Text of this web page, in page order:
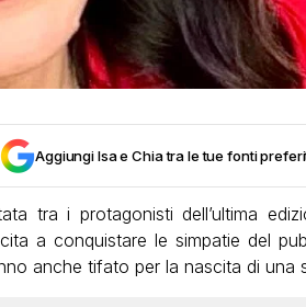
Aggiungi Isa e Chia tra le tue fonti
tra i protagonisti dell’ultima
a conquistare le simpatie del
anche tifato per la nascita di una